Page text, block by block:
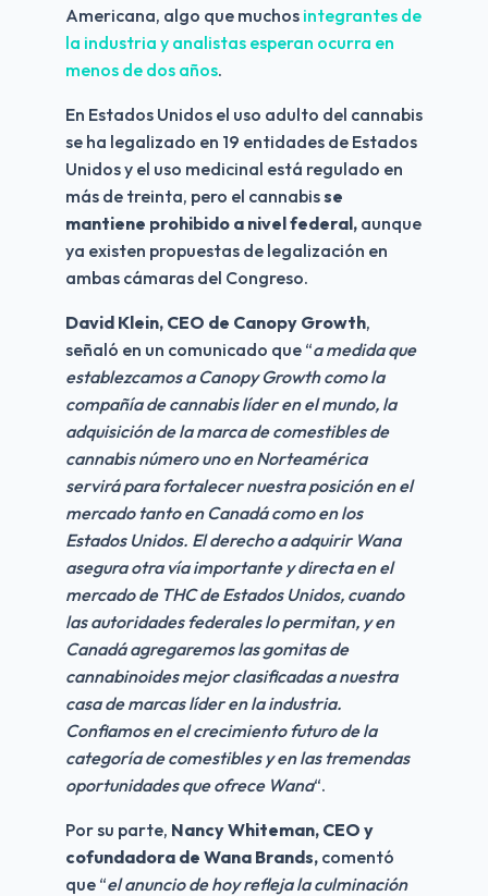
Americana, algo que muchos integrantes de
la industria y analistas esperan ocurra en
menos de dos años.
En Estados Unidos el uso adulto del cannabis
se ha legalizado en 19 entidades de Estados
Unidos y el uso medicinal está regulado en
más de treinta, pero el cannabis se
mantiene prohibido a nivel federal, aunque
ya existen propuestas de legalización en
ambas cámaras del Congreso.
David Klein, CEO de Canopy Growth,
señaló en un comunicado que “a medida que
establezcamos a Canopy Growth como la
compañía de cannabis líder en el mundo, la
adquisición de la marca de comestibles de
cannabis número uno en Norteamérica
servirá para fortalecer nuestra posición en el
mercado tanto en Canadá como en los
Estados Unidos. El derecho a adquirir Wana
asegura otra vía importante y directa en el
mercado de THC de Estados Unidos, cuando
las autoridades federales lo permitan, y en
Canadá agregaremos las gomitas de
cannabinoides mejor clasificadas a nuestra
casa de marcas líder en la industria.
Confiamos en el crecimiento futuro de la
categoría de comestibles y en las tremendas
oportunidades que ofrece Wana“.
Por su parte, Nancy Whiteman, CEO y
cofundadora de Wana Brands, comentó
que “el anuncio de hoy refleja la culminación